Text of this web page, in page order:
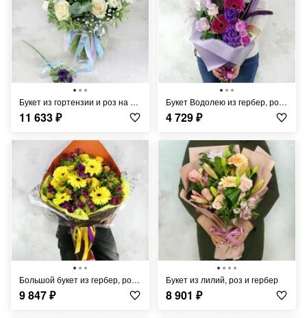
Букет из гортензии и роз на рождение сына
11 633₽
Букет Водолею из гербер, роз и фрезии
4 729₽
Большой букет из гербер, роз и картамусов
9 847₽
Букет из лилий, роз и гербер
8 901 ₽